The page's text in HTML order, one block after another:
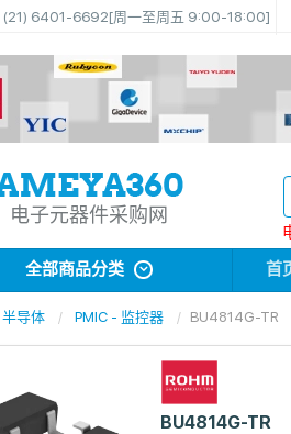
(21) 6401-6692[周一至周五 9:00-18:00]
电子元器件采购网
全部商品分类 首
半导体 PMIC - 监控器 BU4814G-TR
BU4814G-TR